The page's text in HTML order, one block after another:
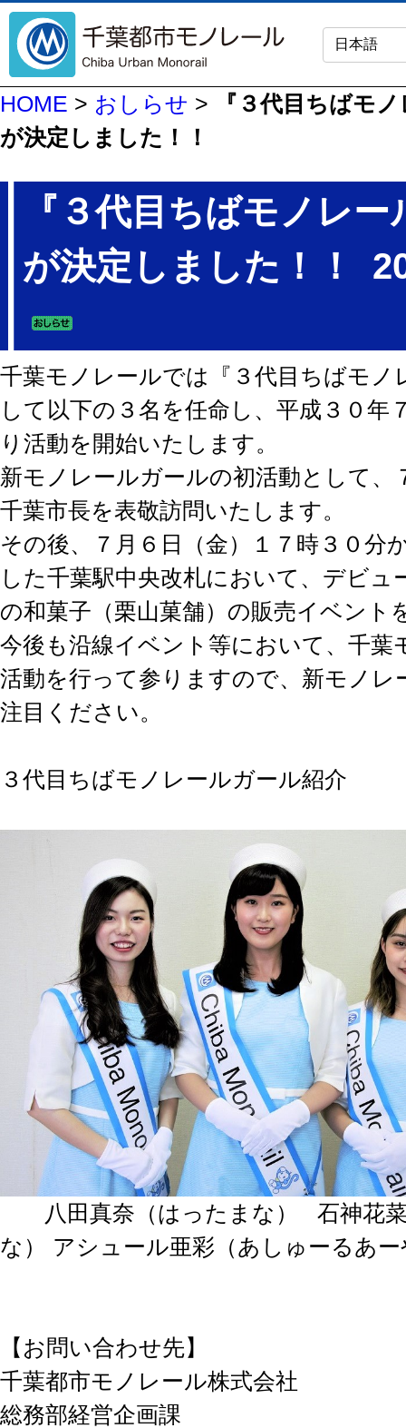
HOME > おしらせ >
『３代目ちばモ
が決定しました！！
『３代目ちばモノレ
が決定しました！！
千葉モノレールでは『３代目ちばモノ
して以下の３名を任命し、平成３０年
り活動を開始いたします。
新モノレールガールの初活動として、
千葉市長を表敬訪問いたします。
その後、７月６日（金）１７時３０分
した千葉駅中央改札において、デビュ
の和菓子（栗山菓舗）の販売イベント
今後も沿線イベント等において、千葉
活動を行って参りますので、新モノレ
注目ください。
３代目ちばモノレールガール紹介
八田真奈（はったまな） 石神花菜
な） アシュール亜彩（あしゅーるあー
【お問い合わせ先】
千葉都市モノレール株式会社
総務部経営企画課